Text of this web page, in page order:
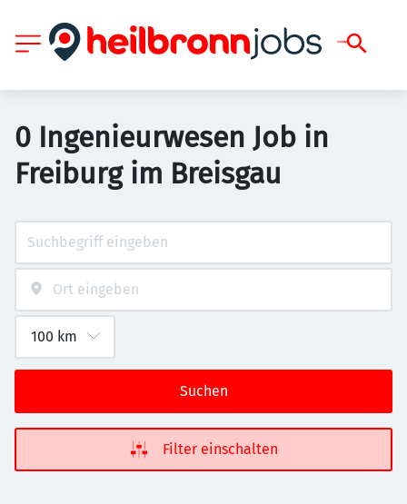
0 Ingenieurwesen Job in
Freiburg im Breisgau
Suchen
Filter einschalten